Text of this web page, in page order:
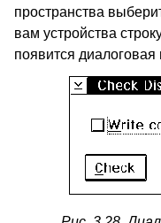
пространства
вам устройства
появится диалоговая